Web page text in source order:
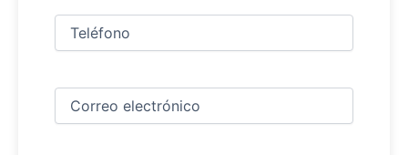
Teléfono
Correo
electrónico (Obligatorio)